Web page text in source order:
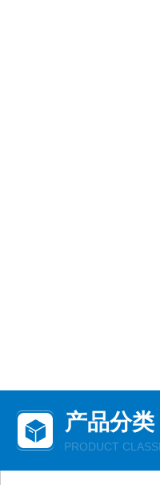
产品分类
PRODUCT